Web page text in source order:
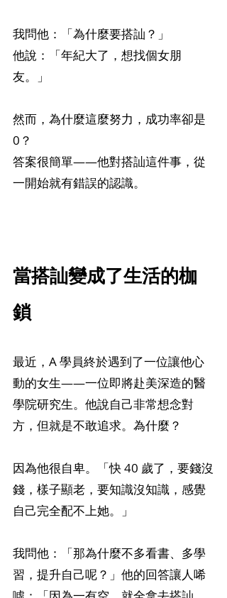
我問他：「為什麼要搭訕？」
他說：「年紀大了，想找個女朋
友。」
然而，為什麼這麼努力，成功率卻是
0？
答案很簡單——他對搭訕這件事，從
一開始就有錯誤的認識。
當搭訕變成了生活的枷
鎖
最近，A 學員終於遇到了一位讓他心
動的女生——一位即將赴美深造的醫
學院研究生。他說自己非常想念對
方，但就是不敢追求。為什麼？
因為他很自卑。「快 40 歲了，要錢沒
錢，樣子顯老，要知識沒知識，感覺
自己完全配不上她。」
我問他：「那為什麼不多看書、多學
習，提升自己呢？」他的回答讓人唏